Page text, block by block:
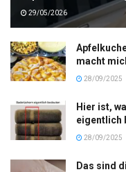
29/05/2026
macht
28/09/2025
Hier ist,
eigentlich
28/09/2025
Das sind